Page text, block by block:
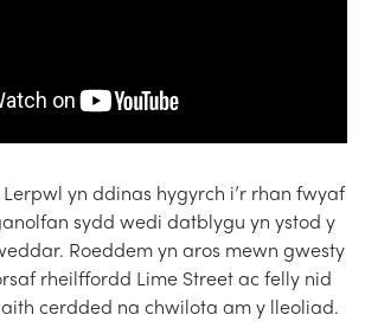
yn ddinas hygyrch i’r rhan fwyaf
sydd wedi datblygu yn ystod y
Roeddem yn aros mewn gwesty
rheilffordd Lime Street ac felly nid
cerdded na chwilota am y lleoliad.